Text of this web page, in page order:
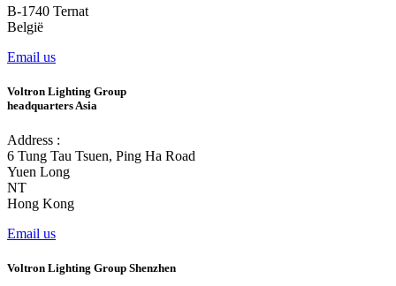
B-1740 Ternat
België
Email us
Voltron Lighting Group
headquarters Asia
Address :
6 Tung Tau Tsuen, Ping Ha Road
Yuen Long
NT
Hong Kong
Email us
Voltron Lighting Group Shenzhen